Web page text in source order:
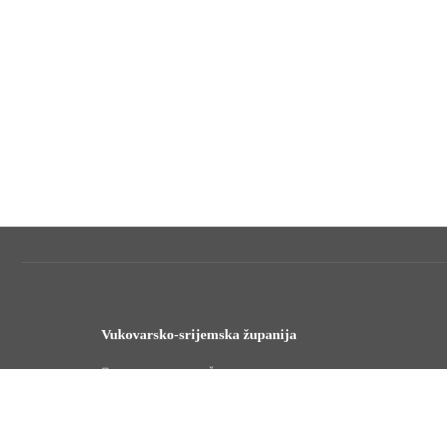
Vukovarsko-srijemska županija
HR - 32000 Vukovar, Županijska 9